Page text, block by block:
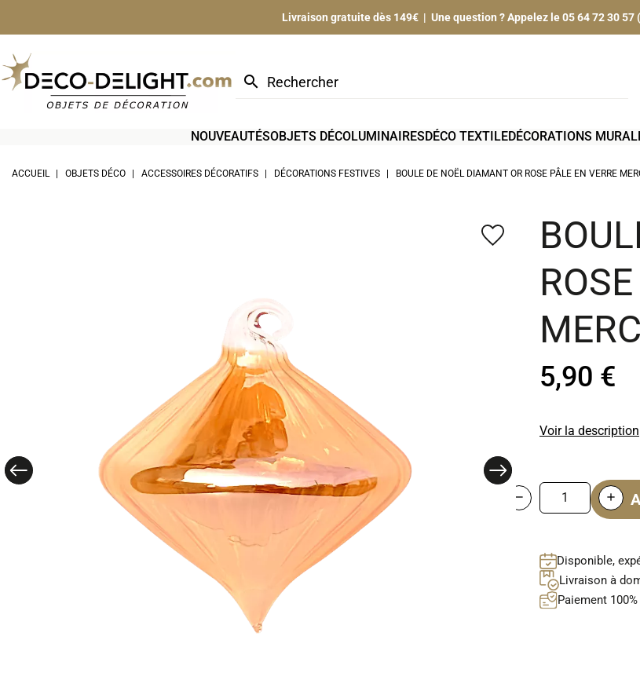
Livraison gratuite dès 149€ | Une question ? Appelez le 05 64 72 30 57
search
NOUVEAUTÉSOBJETS DÉCOLUMINAIRES DÉCO TEXTILEDÉCORATIONS
ACCUEIL OBJETS DÉCO ACCESSOIRES DÉCORATIFS DÉCORATIONS FESTIVES BOULE DE NOËL DIAMANT OR ROSE PÂLE EN VERRE
favorite_border
5,90 €
Voir la description
Disponible,
Livraison à
Paiement